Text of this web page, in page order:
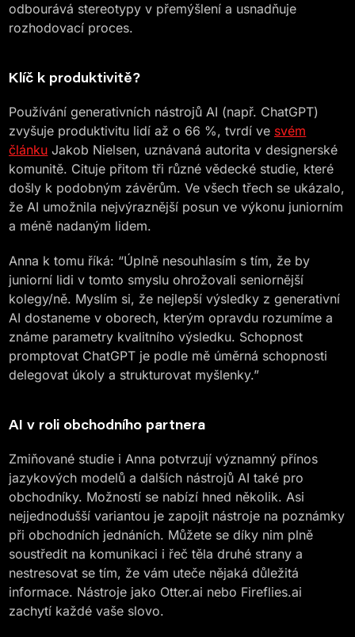
odbourává stereotypy v přemýšlení a usnadňuje
rozhodovací proces.
Klíč k produktivitě?
Používání generativních nástrojů AI (např. ChatGPT)
zvyšuje produktivitu lidí až o 66 %, tvrdí ve svém
článku Jakob Nielsen, uznávaná autorita v designerské
komunitě. Cituje přitom tři různé vědecké studie, které
došly k podobným závěrům. Ve všech třech se ukázalo,
že AI umožnila nejvýraznější posun ve výkonu juniorním
a méně nadaným lidem.
Anna k tomu říká: “Úplně nesouhlasím s tím, že by
juniorní lidi v tomto smyslu ohrožovali seniornější
kolegy/ně. Myslím si, že nejlepší výsledky z generativní
AI dostaneme v oborech, kterým opravdu rozumíme a
známe parametry kvalitního výsledku. Schopnost
promptovat ChatGPT je podle mě úměrná schopnosti
delegovat úkoly a strukturovat myšlenky.”
AI v roli obchodního partnera
Zmiňované studie i Anna potvrzují významný přínos
jazykových modelů a dalších nástrojů AI také pro
obchodníky. Možností se nabízí hned několik. Asi
nejjednodušší variantou je zapojit nástroje na poznámky
při obchodních jednáních. Můžete se díky nim plně
soustředit na komunikaci i řeč těla druhé strany a
nestresovat se tím, že vám uteče nějaká důležitá
informace. Nástroje jako Otter.ai nebo Fireflies.ai
zachytí každé vaše slovo.